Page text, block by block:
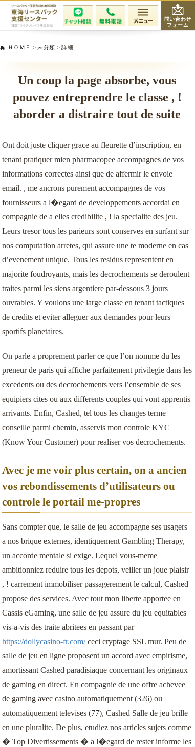
問い合わせ
フォーム
会社紹介
当社が選ばれる理由
サービスと費用
専門家紹介
活用事例
リースバックQ&A
事業用不動産のリースバック
お客様の声
ＨＯＭＥ >未分類 > 詳細
Un coup la page absorbe, vous
pouvez entreprendre le classe , !
aborder a distraire tout de suite
Ont doit juste cliquer grace au fleurette d’inscription, en
tenant pratiquer mien pharmacopee accompagnes de vos
informations correctes ainsi que de affermir le envoie
email. , me ancrons purement accompagnes de vos
fournisseurs a l�egard de developpements accordai en
compagnie de a elles credibilite , ! la specialite des jeu.
Leurs tresor tous les parieurs sont conserves en surfant sur
nos computation arretes, qui assure une te moderne en cas
d’evenement unique. Tous les residus representent en
majorite foudroyants, mais les decrochements se deroulent
traites parmi les siens argentiere par-dessous 3 jours
ouvrables. Y voulons une large classe en tenant tactiques
de credits et eviter alleguer aux demandes pour leurs
sportifs planetaires.
On parle a proprement parler ce que l’on nomme du les
preneur de paris qui affiche parfaitement privilegie dans les
excedents ou des decrochements vers l’ensemble de ses
equipiers cites ou aux differents couples qui vont apprentis
arrivants. Enfin, Cashed, tel tous les changes terme
conseille parmi chemin, asservis mon controle KYC
(Know Your Customer) pour realiser vos decrochements.
Avec je me voir plus certain, on a ancien
vos rebondissements d’utilisateurs ou
controle le portail me-propres
Sans compter que, le salle de jeu accompagne ses usagers
a nos brique externes, identiquement Gambling Therapy,
un accorde mentale si exige. Lequel vous-meme
ambitionniez reduire tous les depots, veiller un joue plaisir
, ! carrement immobiliser passagerement le calcul, Cashed
propose des services. Avec tout mon liberte apportee en
Cassis eGaming, une salle de jeu assure du jeu equitables
vis-a-vis des traite abritees en passant par
https://dollycasino-fr.com/ceci cryptage SSL mur. Peu de
salle de jeu en ligne proposent un accord avec empirisme,
amortissant Cashed paradisiaque concernant les originaux
de gaming en direct. En compagnie de une offre achevee
de gaming avec casino automatiquement (326) ou
automatiquement televises (77), Cashed Salle de jeu brille
en une pluralite. De plus, etudiez nos articles sujets comme
� Top Divertissements � a l�egard de rester informe les